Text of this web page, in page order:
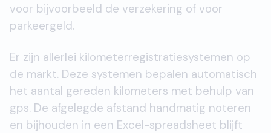
voor bijvoorbeeld de verzekering of voor
parkeergeld.
Er zijn allerlei kilometerregistratiesystemen op
de markt. Deze systemen bepalen automatisch
het aantal gereden kilometers met behulp van
gps. De afgelegde afstand handmatig noteren
en bijhouden in een Excel-spreadsheet blijft